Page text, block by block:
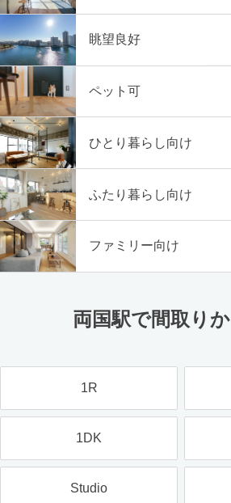
眺望良好
ペット可
ひとり暮らし向け
ふたり暮らし向け
ファミリー向け
両国駅で間取り
1R
1DK
Studio